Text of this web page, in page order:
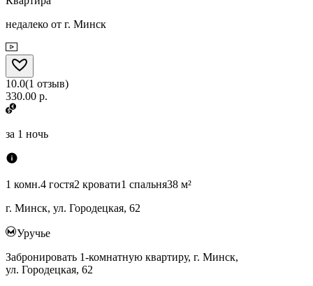
недалеко от г. Минск
10.0(1 отзыв)
330.00 р.
за 1 ночь
1 комн.4 гостя2 кровати1 спальня38 м²
г. Минск, ул. Городецкая, 62
Уручье
Забронировать 1-комнатную квартиру, г. Минск,
ул. Городецкая, 62